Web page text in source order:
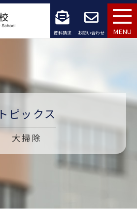
資料請求 お問い合わせ MENU
トピックス
大掃除